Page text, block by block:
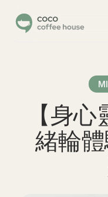
【身
緒輪體